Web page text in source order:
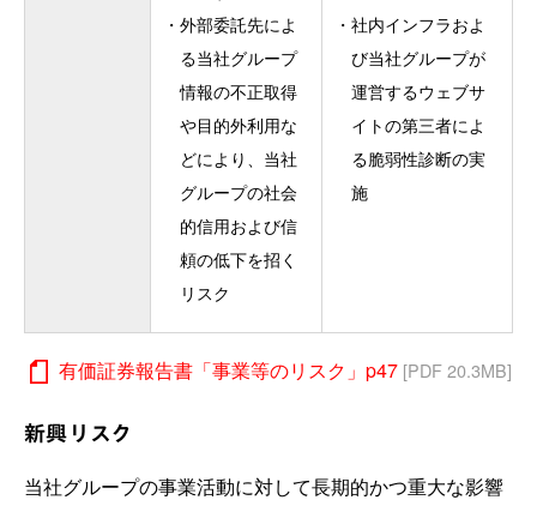
・ 外部委託先によ
る当社グループ
情報の不正取得
や目的外利用な
どにより、当社
グループの社会
的信用および信
頼の低下を招く
リスク
・ 社内インフラおよ
び当社グループが
運営するウェブサ
イトの第三者によ
る脆弱性診断の実
施
有価証券報告書「事業等のリスク」p47 [PDF 20.3MB]
新興リスク
当社グループの事業活動に対して長期的かつ重大な影響